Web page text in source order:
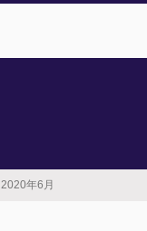
2020年6月